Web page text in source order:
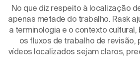
No que diz respeito à localização
apenas metade do trabalho. Rask
a terminologia e o contexto cultural,
os fluxos de trabalho de revisão,
vídeos localizados sejam claros,